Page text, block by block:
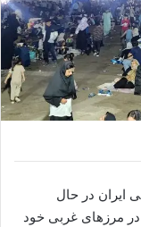
ایران در حال
مرزهای غربی خود